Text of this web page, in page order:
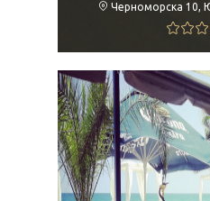
Черноморска 10,